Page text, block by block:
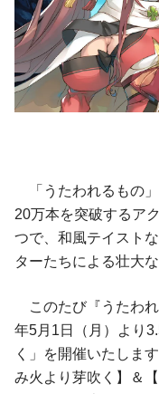
「うたわれるもの
20万本を突破するア
つで、和風テイスト
ターたちによる壮大
このたび『うたわ
年5月1日（月）より
く」を開催いたしま
み火より芽吹く】＆